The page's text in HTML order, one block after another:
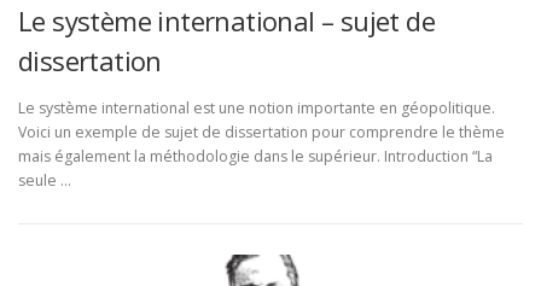
Le système international – sujet de
dissertation
Le système international est une notion importante en géopolitique.
Voici un exemple de sujet de dissertation pour comprendre le thème
mais également la méthodologie dans le supérieur. Introduction “La
seule …